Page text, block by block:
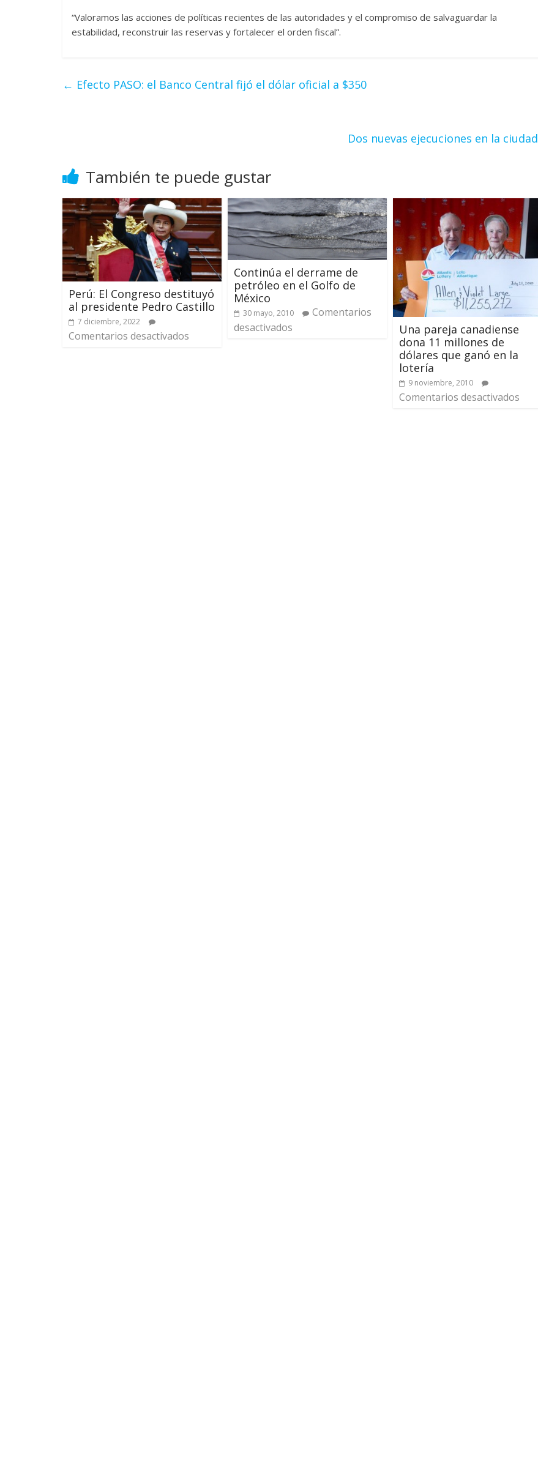
“Valoramos las acciones de políticas recientes de las autoridades y el compromiso de salvaguardar la
estabilidad, reconstruir las reservas y fortalecer el orden fiscal”.
← Efecto PASO: el Banco Central fijó el dólar oficial a $350
Dos nuevas ejecuciones en la ciudad
También te puede gustar
Perú: El Congreso destituyó
al presidente Pedro Castillo
7 diciembre, 2022
Comentarios desactivados
Continúa el derrame de
petróleo en el Golfo de
México
30 mayo, 2010
Comentarios
desactivados
Una pareja canadiense
dona 11 millones de
dólares que ganó en la
lotería
9 noviembre, 2010
Comentarios desactivados